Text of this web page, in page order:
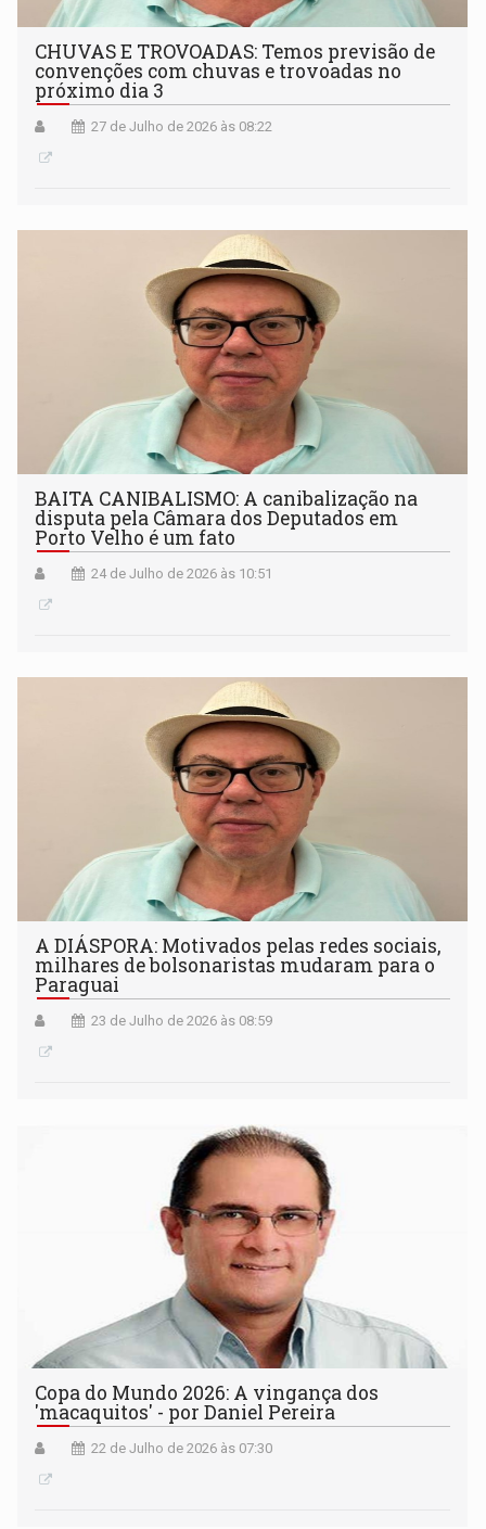
CHUVAS E TROVOADAS: Temos previsão de
convenções com chuvas e trovoadas no
próximo dia 3
27 de Julho de 2026 às 08:22
BAITA CANIBALISMO: A canibalização na
disputa pela Câmara dos Deputados em
Porto Velho é um fato
24 de Julho de 2026 às 10:51
A DIÁSPORA: Motivados pelas redes sociais,
milhares de bolsonaristas mudaram para o
Paraguai
23 de Julho de 2026 às 08:59
Copa do Mundo 2026: A vingança dos
'macaquitos' - por Daniel Pereira
22 de Julho de 2026 às 07:30